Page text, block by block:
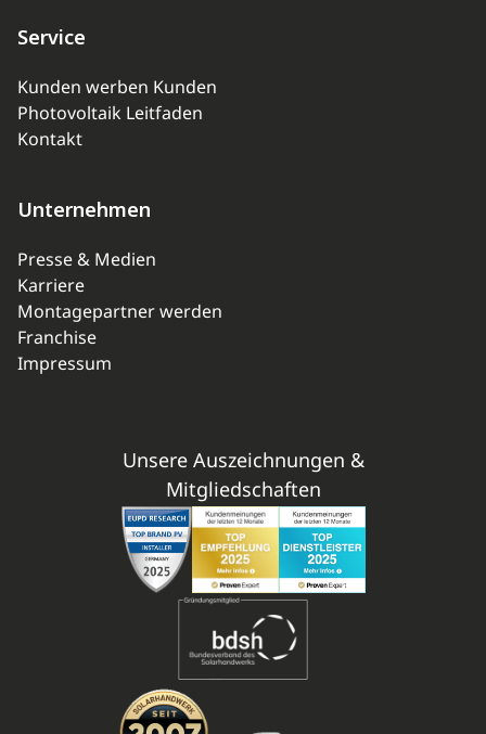
Service
Kunden werben Kunden
Photovoltaik Leitfaden
Kontakt
Unternehmen
Presse & Medien
Karriere
Montagepartner werden
Franchise
Impressum
Unsere Auszeichnungen &
Mitgliedschaften